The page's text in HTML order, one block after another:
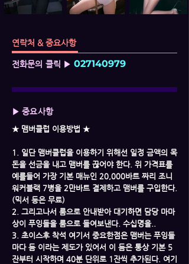
연락처 & 중요사항
전화문의 클릭 ▶ 027140979
▶ 중요사항
★ 맴버클럽 이용방법 ★
1. 일단 맴버클럽을 이용하기 위해선 일정 금액의 목
돈을 선금을 내고 맴버를 끊어야 한다. 위 가격표를
예를들어 가장 기본 매뉴인 20,000바트 짜리 조니
워커블랙 7병을 2만바트 결제하고 맴버를 구입한다.
(믹서 등은 무료)
2. 그리고나서 룸으로 안내받아 대기하면 담당 마마
상이 푸잉들을 룸으로 들여보낸다. 수십명을..
3. 초이스후 착석 여기서 중요한점은 맴버는 푸잉들
마다 듬 이라는 제도가 있어서 이 듬은 통상 기본 5
잔부터 시작하며 40분 단위로 1잔씩 추가된다. 여기